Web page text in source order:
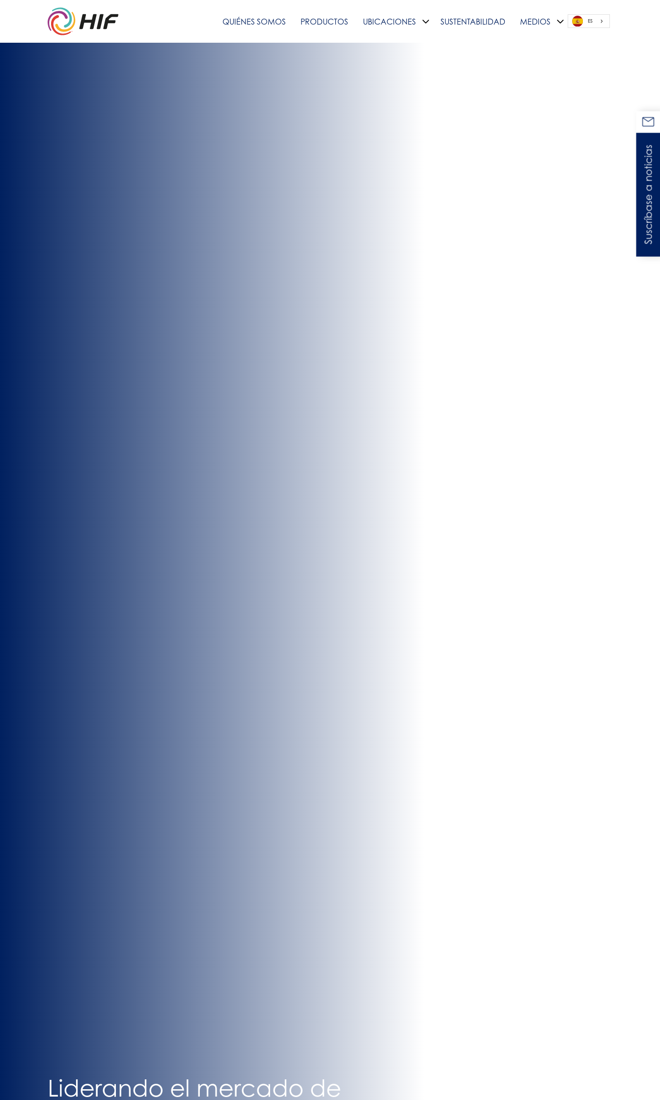
QUIÉNES SOMOS PRODUCTOS UBICACIONES SUSTENTABILIDAD MEDIOS ES
Liderando el mercado de
Suscríbase
a noticias